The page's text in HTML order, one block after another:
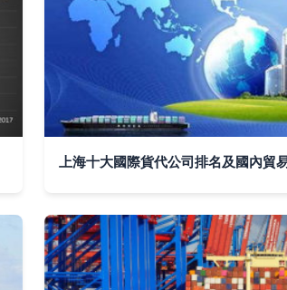
上海十大國際貨代公司排名及國內貿